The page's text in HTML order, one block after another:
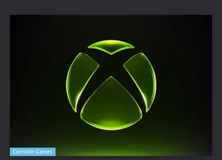
Console Games